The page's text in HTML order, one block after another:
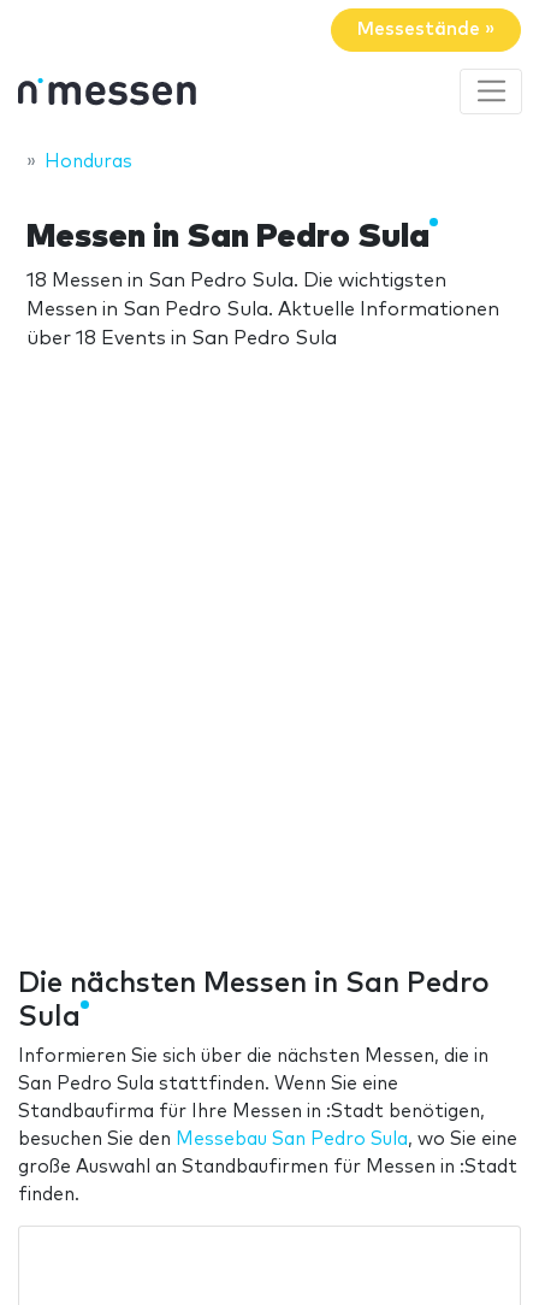
Messestände »
Honduras
Messen in San Pedro Sula
18 Messen in San Pedro Sula. Die wichtigsten
Messen in San Pedro Sula. Aktuelle Informationen
über 18 Events in San Pedro Sula
Die nächsten Messen in San Pedro
Sula
Informieren Sie sich über die nächsten Messen, die in
San Pedro Sula stattfinden. Wenn Sie eine
Standbaufirma für Ihre Messen in :Stadt benötigen,
besuchen Sie den Messebau San Pedro Sula, wo Sie eine
große Auswahl an Standbaufirmen für Messen in :Stadt
finden.